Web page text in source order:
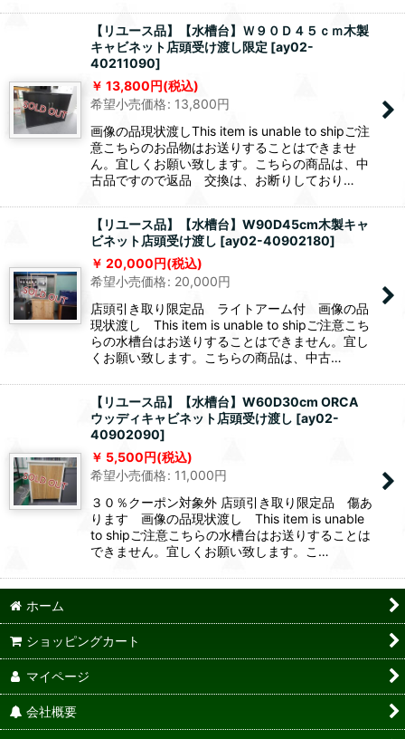
【リユース品】【水槽台】Ｗ９０Ｄ４５ｃｍ木製
キャビネット店頭受け渡し限定 [ay02-
40211090]
13,800円(税込)
希望小売価格: 13,800円
画像の品現状渡しThis item is unable to shipご注
意こちらのお品物はお送りすることはできませ
ん。宜しくお願い致します。こちらの商品は、中
古品ですので返品 交換は、お断りしており…
【リユース品】【水槽台】W90D45cm木製キャ
ビネット店頭受け渡し [ay02-40902180]
20,000円(税込)
希望小売価格: 20,000円
店頭引き取り限定品 ライトアーム付 画像の品
現状渡し This item is unable to shipご注意こち
らの水槽台はお送りすることはできません。宜し
くお願い致します。こちらの商品は、中古…
【リユース品】【水槽台】W60D30cm ORCA
ウッディキャビネット店頭受け渡し [ay02-
40902090]
5,500円(税込)
希望小売価格: 11,000円
３０％クーポン対象外 店頭引き取り限定品 傷あ
ります 画像の品現状渡し This item is unable
to shipご注意こちらの水槽台はお送りすることは
できません。宜しくお願い致します。こ…
ホーム
ショッピングカート
マイページ
会社概要